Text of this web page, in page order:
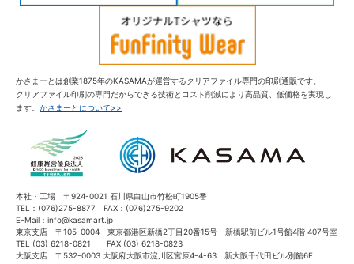
かさまーとは創業1875年のKASAMAが運営するクリアファイル専門の印刷通販です。
クリアファイル印刷の専門だからできる技術とコスト削減により高品質、低価格を実現し
ます。 かさまーとについて>>
本社・工場 〒924-0021 石川県白山市竹松町1905番
TEL：(076)275-8877 FAX：(076)275-9202
E-Mail：info@kasamart.jp
東京支店 〒105-0004 東京都港区新橋2丁目20番15号 新橋駅前ビル1号館4階 407号室
TEL (03) 6218-0821 FAX (03) 6218-0823
大阪支店 〒532-0003 大阪府大阪市淀川区宮原4-4-63 新大阪千代田ビル別館6F